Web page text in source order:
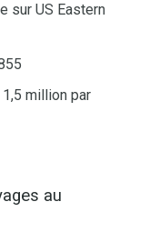
sur US Eastern
million par
au